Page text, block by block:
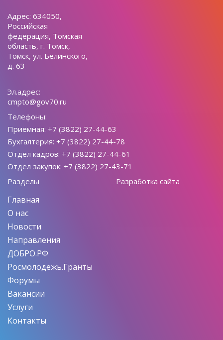
Адрес: 634050,
Российская
федерация, Томская
область, г. Томск,
Томск, ул. Белинского,
д. 63
Эл.адрес:
cmpto@gov70.ru
Телефоны:
Приемная: +7 (3822) 27-44-63
Бухгалтерия: +7 (3822) 27-44-78
Отдел кадров: +7 (3822) 27-44-61
Отдел закупок: +7 (3822) 27-43-71
Разделы
Главная
О нас
Новости
Направления
ДОБРО.РФ
Росмолодежь.Гранты
Форумы
Вакансии
Услуги
Контакты
Разработка сайта